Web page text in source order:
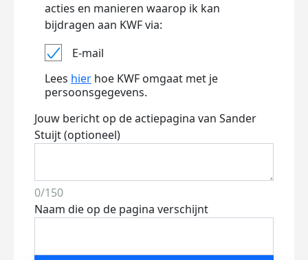
acties en manieren waarop ik kan
bijdragen aan KWF via:
E-mail
Lees hier hoe KWF omgaat met je
persoonsgegevens.
Jouw bericht op de actiepagina van Sander
Stuijt (optioneel)
0/150
Naam die op de pagina verschijnt